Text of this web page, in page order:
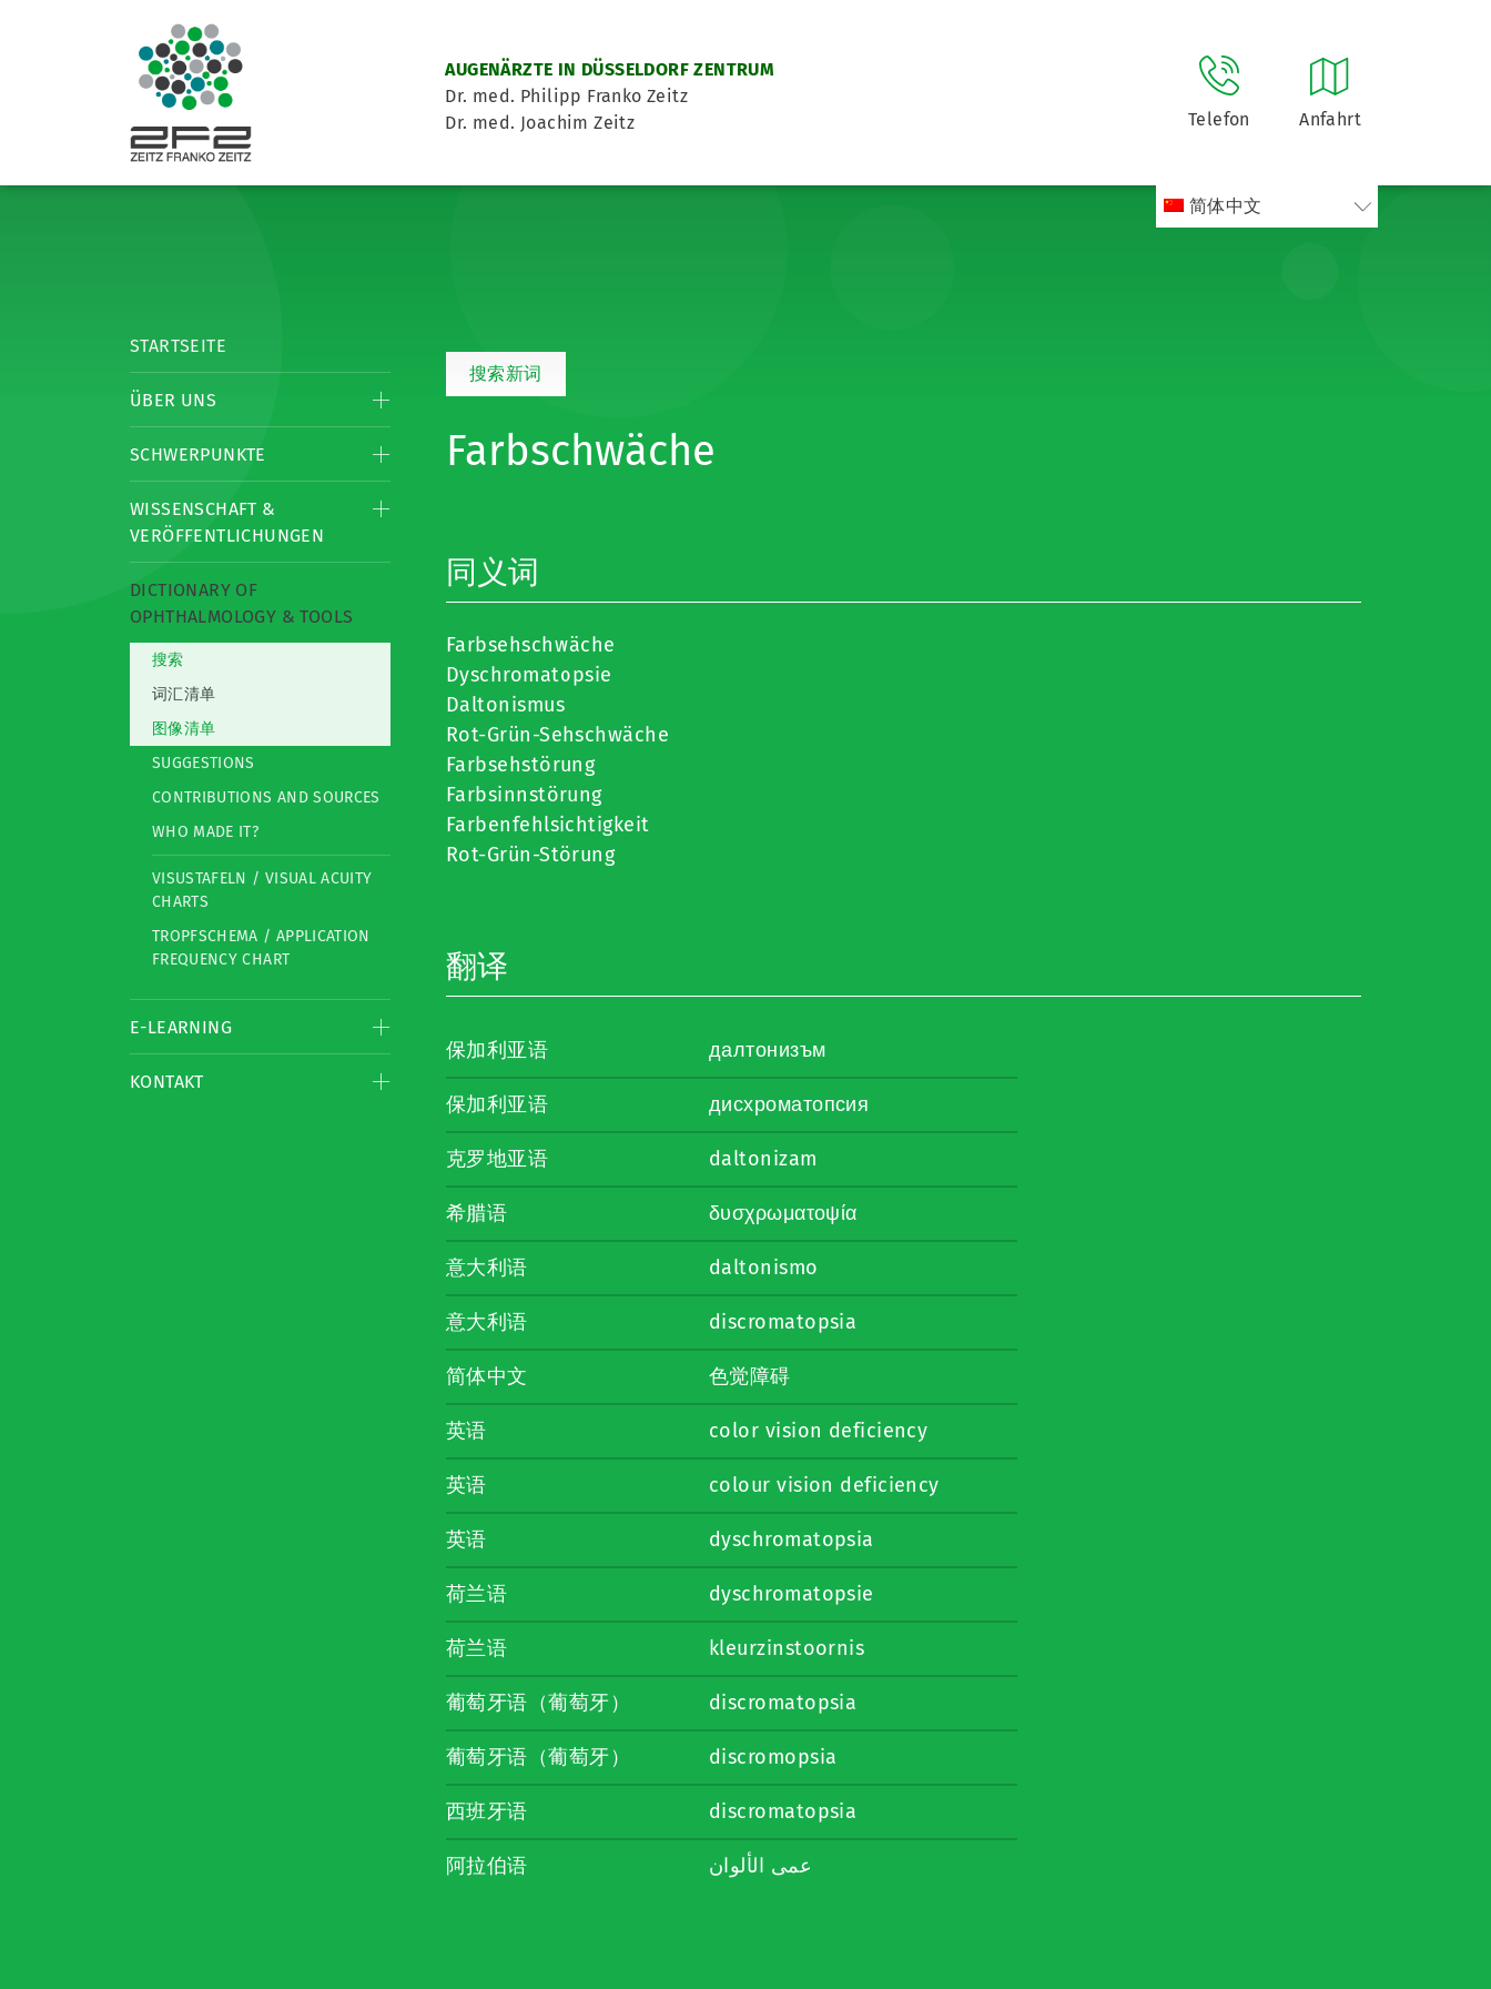
AUGENÄRZTE IN DÜSSELDORF ZENTRUM
Dr. med. Philipp Franko Zeitz
Dr. med. Joachim Zeitz
Telefon Anfahrt
简体中文
STARTSEITE
ÜBER UNS
SCHWERPUNKTE
WISSENSCHAFT &
VERÖFFENTLICHUNGEN
DICTIONARY OF
OPHTHALMOLOGY & TOOLS
搜索
词汇清单
图像清单
SUGGESTIONS
CONTRIBUTIONS AND SOURCES
WHO MADE IT?
VISUSTAFELN / VISUAL ACUITY
CHARTS
TROPFSCHEMA / APPLICATION
FREQUENCY CHART
E-LEARNING
KONTAKT
搜索新词
Farbschwäche
同义词
Farbsehschwäche
Dyschromatopsie
Daltonismus
Rot-Grün-Sehschwäche
Farbsehstörung
Farbsinnstörung
Farbenfehlsichtigkeit
Rot-Grün-Störung
翻译
保加利亚语 далтонизъм
保加利亚语 дисхроматопсия
克罗地亚语 daltonizam
希腊语 δυσχρωματοψία
意大利语 daltonismo
意大利语 discromatopsia
简体中文 色觉障碍
英语 color vision deficiency
英语 colour vision deficiency
英语 dyschromatopsia
荷兰语 dyschromatopsie
荷兰语 kleurzinstoornis
葡萄牙语（葡萄牙） discromatopsia
葡萄牙语（葡萄牙） discromopsia
西班牙语 discromatopsia
阿拉伯语 عمى الألوان